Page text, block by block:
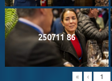
250711 86
« ‹